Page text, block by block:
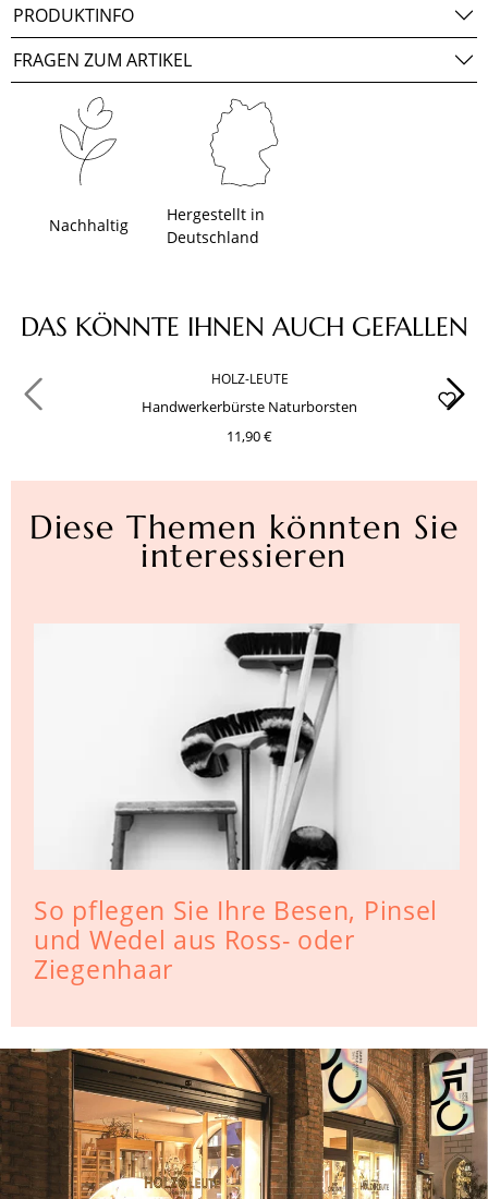
PRODUKTINFO
FRAGEN ZUM ARTIKEL
Nachhaltig
Hergestellt in
Deutschland
Produktgalerie überspringen
DAS KÖNNTE IHNEN AUCH GEFALLEN
HOLZ-LEUTE
Handwerkerbürste Naturborsten
11,90 €
Diese Themen könnten Sie
interessieren
So pflegen Sie Ihre Besen, Pinsel
und Wedel aus Ross- oder
Ziegenhaar